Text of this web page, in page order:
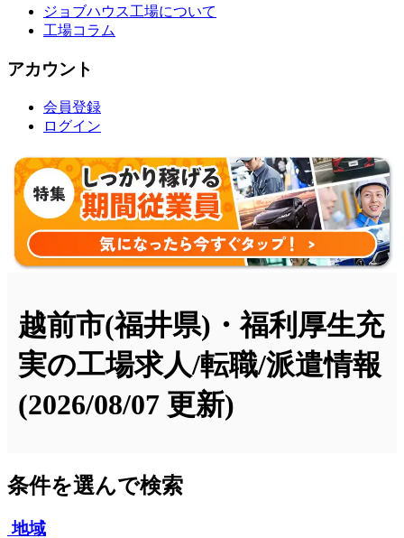
ジョブハウス工場について
工場コラム
アカウント
会員登録
ログイン
越前市(福井県)・福利厚生充
実の工場求人/転職/派遣情報
(2026/08/07 更新)
条件を選んで検索
地域